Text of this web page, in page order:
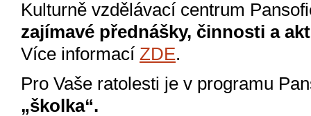
Kulturně vzdělávací centrum
zajímavé přednášky, činnosti a
Více informací ZDE.
Pro Vaše ratolesti je v programu
„školka“.